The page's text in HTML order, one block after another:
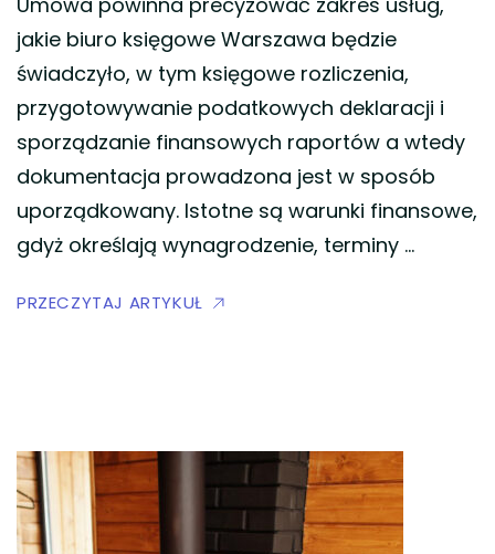
jakie biuro księgowe Warszawa będzie
świadczyło, w tym księgowe rozliczenia,
przygotowywanie podatkowych deklaracji i
sporządzanie finansowych raportów a wtedy
dokumentacja prowadzona jest w sposób
uporządkowany. Istotne są warunki finansowe,
gdyż określają wynagrodzenie, terminy …
PRZECZYTAJ ARTYKUŁ